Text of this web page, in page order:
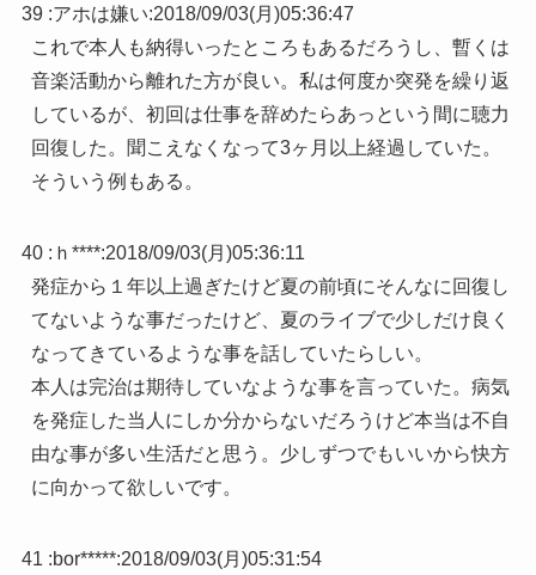
39 :アホは嫌い:2018/09/03(月)05:36:47
これで本人も納得いったところもあるだろうし、暫くは
音楽活動から離れた方が良い。私は何度か突発を繰り返
しているが、初回は仕事を辞めたらあっという間に聴力
回復した。聞こえなくなって3ヶ月以上経過していた。
そういう例もある。
40 : ｈ****:2018/09/03(月)05:36:11
発症から１年以上過ぎたけど夏の前頃にそんなに回復し
てないような事だったけど、夏のライブで少しだけ良く
なってきているような事を話していたらしい。
本人は完治は期待していなような事を言っていた。病気
を発症した当人にしか分からないだろうけど本当は不自
由な事が多い生活だと思う。少しずつでもいいから快方
に向かって欲しいです。
41 :bor*****:2018/09/03(月)05:31:54